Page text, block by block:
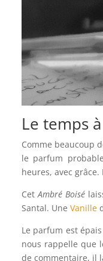
Le temps
Comme beaucoup
le parfum
heures, avec
CetAmbré Boisé
Santal. UneVanille
Le parfum est
nous rappelle que
de commentaire, il